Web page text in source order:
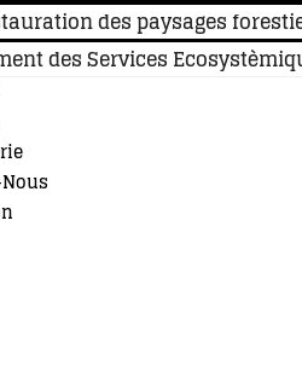
des paysages
des Services